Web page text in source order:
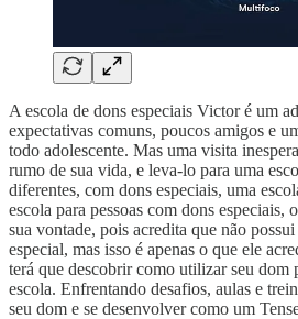
A escola de dons especiais Victor é um
expectativas comuns, poucos amigos e
todo adolescente. Mas uma visita
rumo de sua vida, e leva-lo para uma
diferentes, com dons especiais, uma
escola para pessoas com dons especiais,
sua vontade, pois acredita que não
especial, mas isso é apenas o que ele
terá que descobrir como utilizar seu dom
escola. Enfrentando desafios, aulas e
seu dom e se desenvolver como um